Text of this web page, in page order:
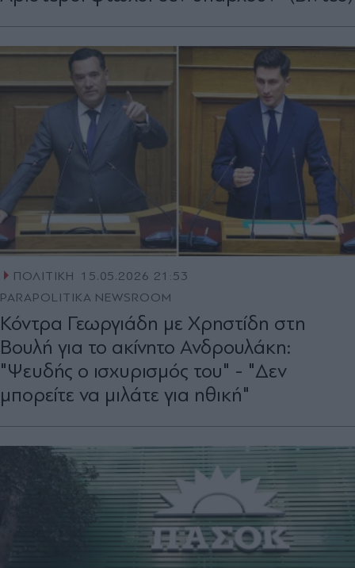
ΠΟΛΙΤΙΚΗ
15.05.2026 21:53
PARAPOLITIKA NEWSROOM
Κόντρα Γεωργιάδη με Χρηστίδη στη
Βουλή για το ακίνητο Ανδρουλάκη:
"Ψευδής ο ισχυρισμός του" - "Δεν
μπορείτε να μιλάτε για ηθική"